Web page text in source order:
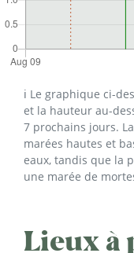
ℹ️ Le graphique ci-
et la hauteur au-
7 prochains jours.
marées hautes et
eaux, tandis que la
une marée de
Lieux